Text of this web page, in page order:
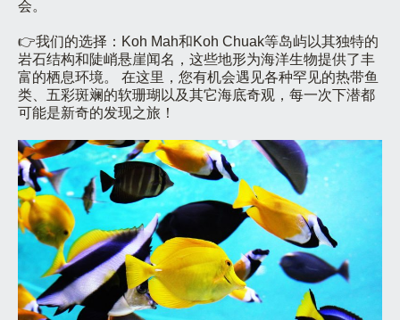
会。
👉我们的选择：Koh Mah和Koh Chuak等岛屿以其独特的
岩石结构和陡峭悬崖闻名，这些地形为海洋生物提供了丰
富的栖息环境。 在这里，您有机会遇见各种罕见的热带鱼
类、五彩斑斓的软珊瑚以及其它海底奇观，每一次下潜都
可能是新奇的发现之旅！